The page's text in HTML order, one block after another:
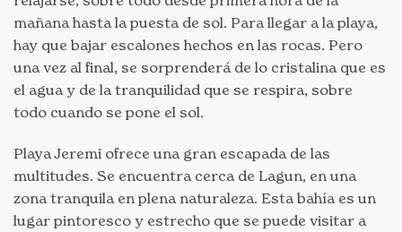
mañana hasta la puesta de sol. Para llegar a la playa,
hay que bajar escalones hechos en las rocas. Pero
una vez al final, se sorprenderá de lo cristalina que es
el agua y de la tranquilidad que se respira, sobre
todo cuando se pone el sol.
Playa Jeremi ofrece una gran escapada de las
multitudes. Se encuentra cerca de Lagun, en una
zona tranquila en plena naturaleza. Esta bahía es un
lugar pintoresco y estrecho que se puede visitar a